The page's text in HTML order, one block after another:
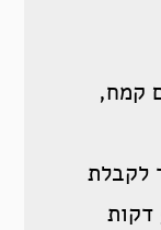
קמח,
לקבלת
בצק חלק וגמיש במיקסר 5-7 דקות